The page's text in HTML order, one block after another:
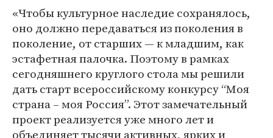
«Чтобы культурное наследие сохранялось,
оно должно передаваться из поколения в
поколение, от старших — к младшим, как
эстафетная палочка. Поэтому в рамках
сегодняшнего круглого стола мы решили
дать старт всероссийскому конкурсу “Моя
страна – моя Россия”. Этот замечательный
проект реализуется уже много лет и
объединяет тысячи активных, ярких и